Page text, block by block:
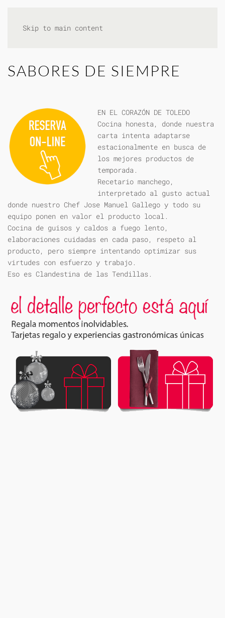
Skip to main content
SABORES DE SIEMPRE
EN EL CORAZÓN DE TOLEDO
Cocina honesta, donde nuestra
carta intenta adaptarse
estacionalmente en busca de
los mejores productos de
temporada.
Recetario manchego,
interpretado al gusto actual
donde nuestro Chef Jose Manuel Gallego y todo su
equipo ponen en valor el producto local.
Cocina de guisos y caldos a fuego lento,
elaboraciones cuidadas en cada paso, respeto al
producto, pero siempre intentando optimizar sus
virtudes con esfuerzo y trabajo.
Eso es Clandestina de las Tendillas.